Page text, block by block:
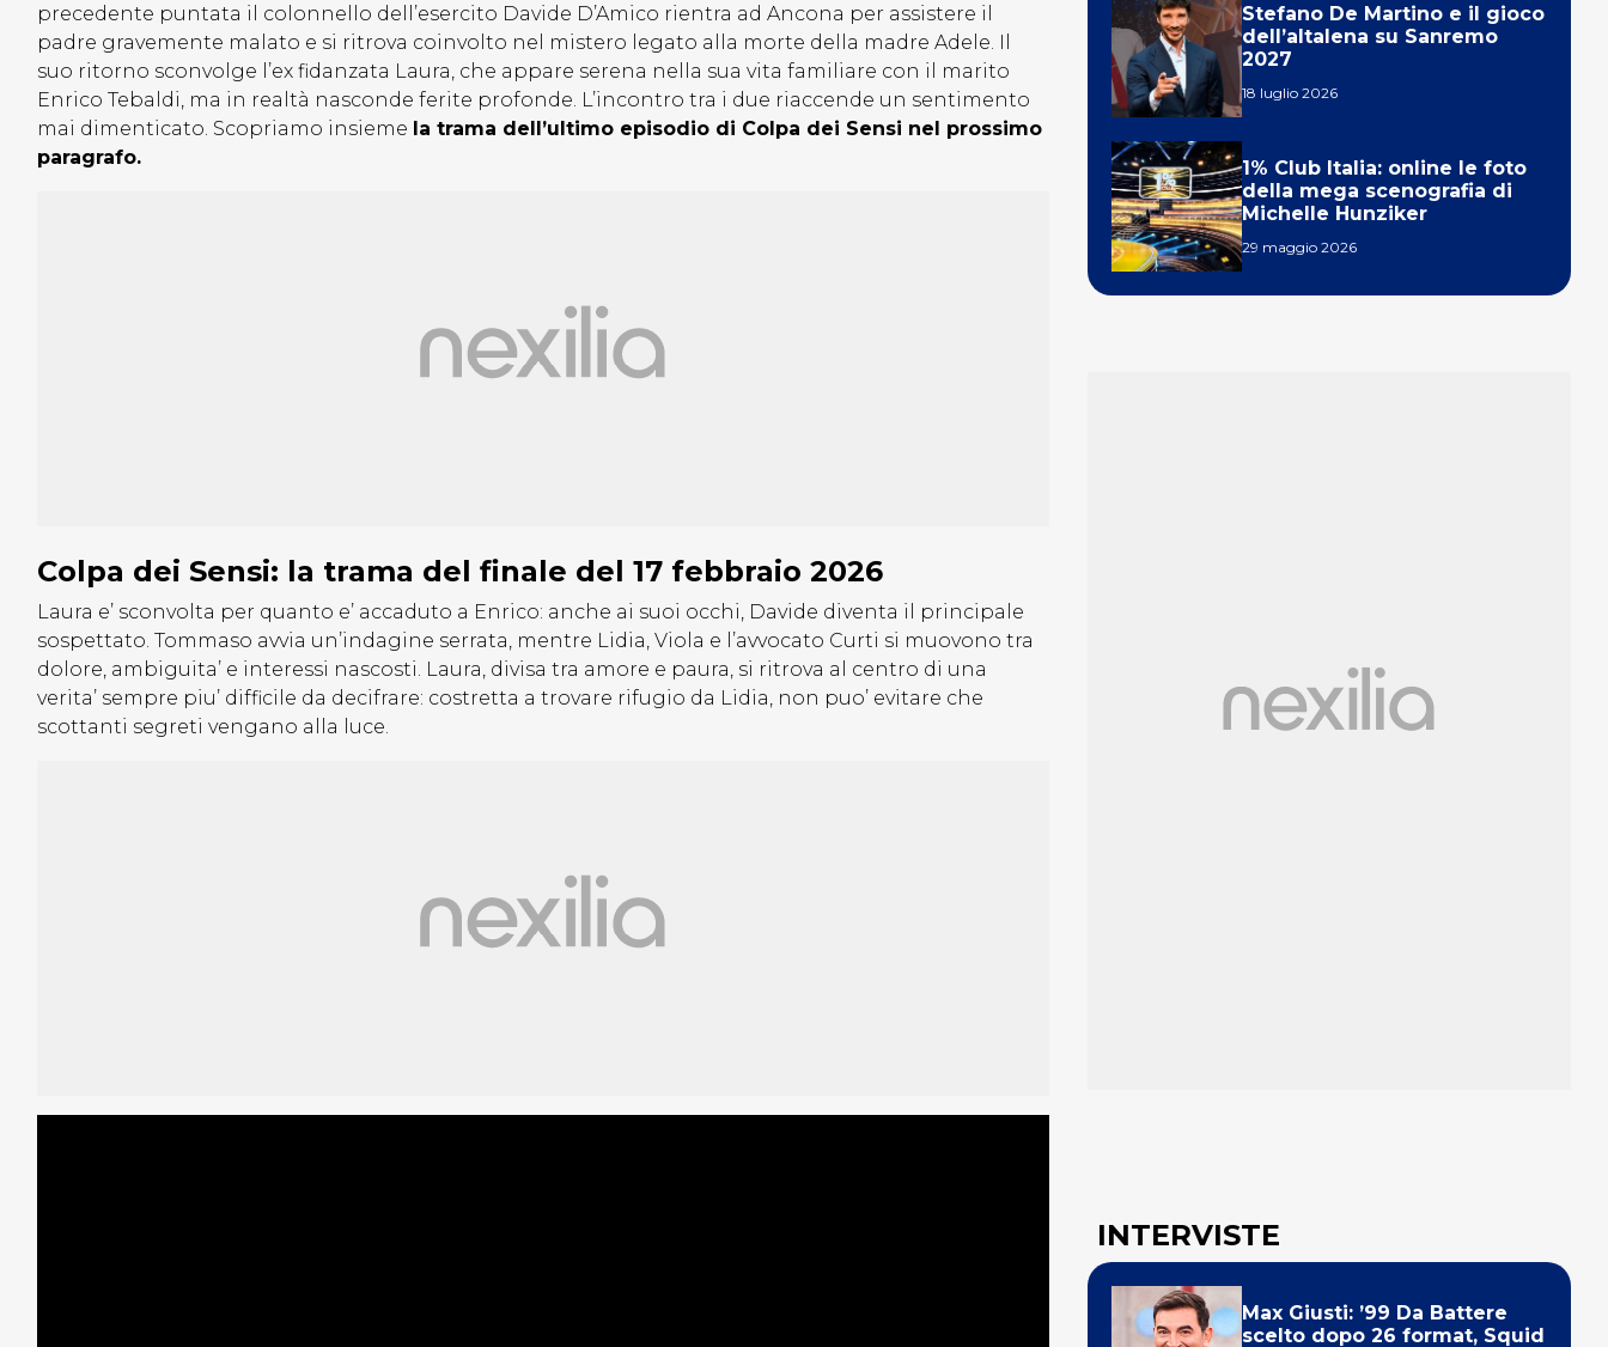
precedente puntata il colonnello dell’esercito Davide D’Amico rientra ad Ancona per assistere il
padre gravemente malato e si ritrova coinvolto nel mistero legato alla morte della madre Adele. Il
suo ritorno sconvolge l’ex fidanzata Laura, che appare serena nella sua vita familiare con il marito
Enrico Tebaldi, ma in realtà nasconde ferite profonde. L’incontro tra i due riaccende un sentimento
mai dimenticato. Scopriamo insieme la trama dell’ultimo episodio di Colpa dei Sensi nel prossimo
paragrafo.
Colpa dei Sensi: la trama del finale del 17 febbraio 2026
Laura e’ sconvolta per quanto e’ accaduto a Enrico: anche ai suoi occhi, Davide diventa il principale
sospettato. Tommaso avvia un’indagine serrata, mentre Lidia, Viola e l’avvocato Curti si muovono tra
dolore, ambiguita’ e interessi nascosti. Laura, divisa tra amore e paura, si ritrova al centro di una
verita’ sempre piu’ difficile da decifrare: costretta a trovare rifugio da Lidia, non puo’ evitare che
scottanti segreti vengano alla luce.
Stefano De Martino e il gioco
dell’altalena su Sanremo
2027
18 luglio 2026
1% Club Italia: online le foto
della mega scenografia di
Michelle Hunziker
29 maggio 2026
INTERVISTE
Max Giusti: ’99 Da Battere
scelto dopo 26 format, Squid